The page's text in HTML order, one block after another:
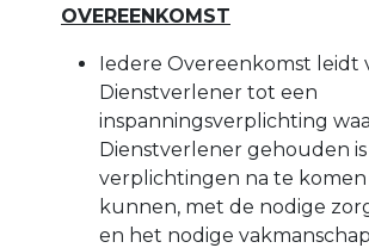
OVEREENKOMST
Iedere Overeenkomst leidt
Dienstverlener tot een
inspanningsverplichting
Dienstverlener gehouden is
verplichtingen na te komen
kunnen, met de nodige
en het nodige